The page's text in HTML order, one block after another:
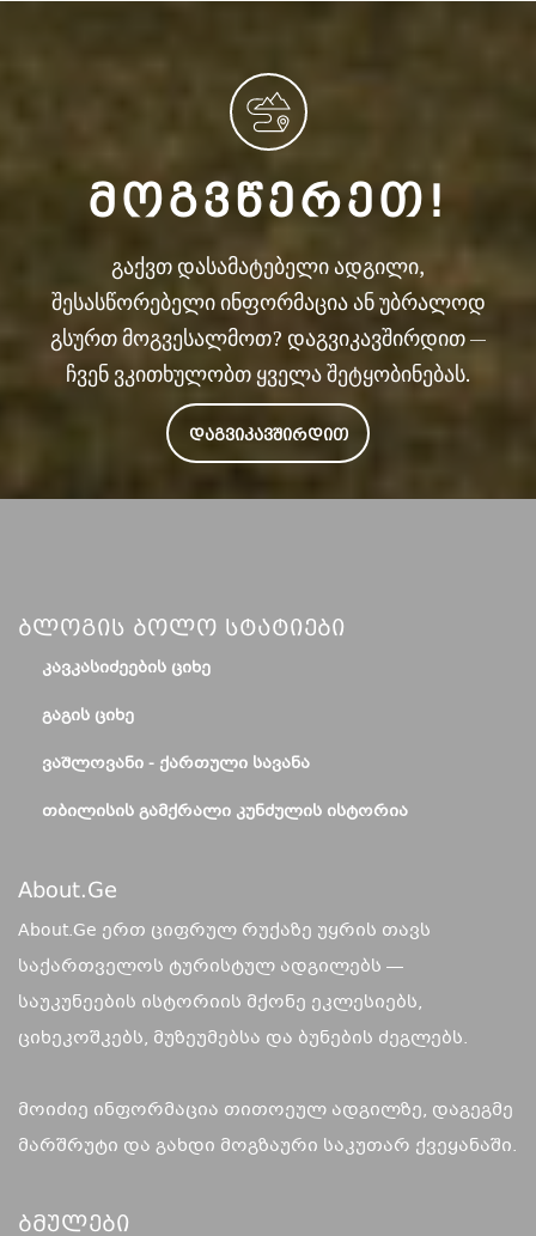
ᲛᲝᲒᲕᲬᲔᲠᲔᲗ!
გაქვთ დასამატებელი ადგილი,
შესასწორებელი ინფორმაცია ან უბრალოდ
გსურთ მოგვესალმოთ? დაგვიკავშირდით —
ჩვენ ვკითხულობთ ყველა შეტყობინებას.
ᲓᲐᲒᲕᲘᲙᲐᲕᲨᲘᲠᲓᲘᲗ
Ბლოგის Ბოლო Სტატიები
ᲙᲐᲕᲙᲐᲡᲘᲫᲔᲔᲑᲘᲡ ᲪᲘᲮᲔ
ᲒᲐᲒᲘᲡ ᲪᲘᲮᲔ
ᲕᲐᲨᲚᲝᲕᲐᲜᲘ - ᲥᲐᲠᲗᲣᲚᲘ ᲡᲐᲕᲐᲜᲐ
ᲗᲑᲘᲚᲘᲡᲘᲡ ᲒᲐᲛᲥᲠᲐᲚᲘ ᲙᲣᲜᲫᲣᲚᲘᲡ ᲘᲡᲢᲝᲠᲘᲐ
About.ge
About.Ge ერთ ციფრულ რუქაზე უყრის თავს
საქართველოს ტურისტულ ადგილებს —
საუკუნეების ისტორიის მქონე ეკლესიებს,
ციხეკოშკებს, მუზეუმებსა და ბუნების ძეგლებს.
მოიძიე ინფორმაცია თითოეულ ადგილზე, დაგეგმე
მარშრუტი და გახდი მოგზაური საკუთარ ქვეყანაში.
Ბმულები